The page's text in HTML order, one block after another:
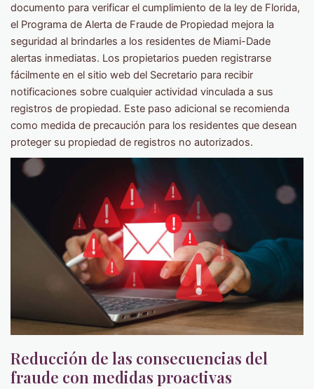
documento para verificar el cumplimiento de la ley de Florida,
el Programa de Alerta de Fraude de Propiedad mejora la
seguridad al brindarles a los residentes de Miami-Dade
alertas inmediatas. Los propietarios pueden registrarse
fácilmente en el sitio web del Secretario para recibir
notificaciones sobre cualquier actividad vinculada a sus
registros de propiedad. Este paso adicional se recomienda
como medida de precaución para los residentes que desean
proteger su propiedad de registros no autorizados.
Reducción de las consecuencias del
fraude con medidas proactivas